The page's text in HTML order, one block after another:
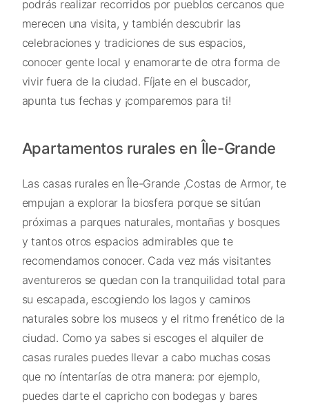
podrás realizar recorridos por pueblos cercanos que
merecen una visita, y también descubrir las
celebraciones y tradiciones de sus espacios,
conocer gente local y enamorarte de otra forma de
vivir fuera de la ciudad. Fíjate en el buscador,
apunta tus fechas y ¡comparemos para ti!
Apartamentos rurales en Île-Grande
Las casas rurales en Île-Grande ,Costas de Armor, te
empujan a explorar la biosfera porque se sitúan
próximas a parques naturales, montañas y bosques
y tantos otros espacios admirables que te
recomendamos conocer. Cada vez más visitantes
aventureros se quedan con la tranquilidad total para
su escapada, escogiendo los lagos y caminos
naturales sobre los museos y el ritmo frenético de la
ciudad. Como ya sabes si escoges el alquiler de
casas rurales puedes llevar a cabo muchas cosas
que no íntentarías de otra manera: por ejemplo,
puedes darte el capricho con bodegas y bares